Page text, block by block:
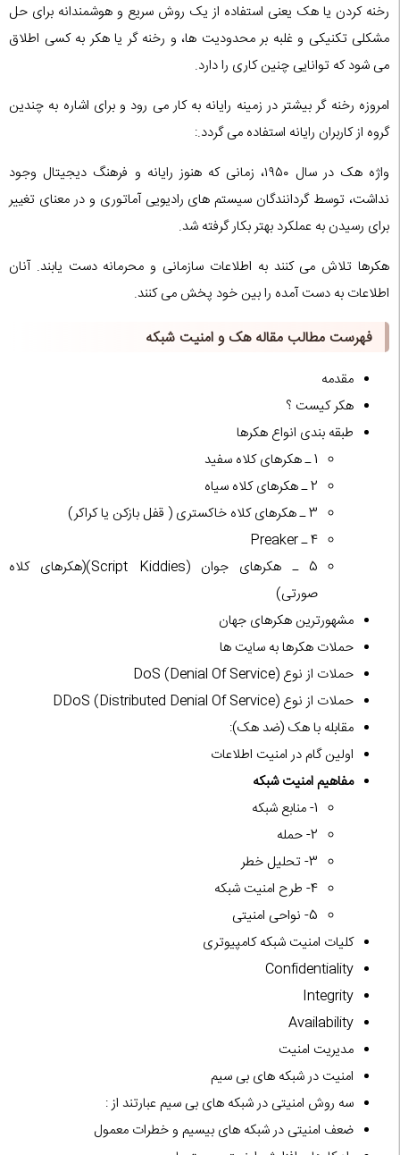
رخنه کردن یا هک یعنی استفاده از یک روش سریع و هوشمندانه برای حل
مشکلی تکنیکی و غلبه بر محدودیت ها، و رخنه گر یا هکر به کسی اطلاق
می شود که توانایی چنین کاری را دارد.
امروزه رخنه گر بیشتر در زمینه رایانه به کار می رود و برای اشاره به چندین
گروه از کاربران رایانه استفاده می گردد.:
واژه هک در سال ۱۹۵۰، زمانی که هنوز رایانه و فرهنگ دیجیتال وجود
نداشت، توسط گردانندگان سیستم های رادیویی آماتوری و در معنای تغییر
برای رسیدن به عملکرد بهتر بکار گرفته شد.
هکرها تلاش می کنند به اطلاعات سازمانی و محرمانه دست یابند. آنان
اطلاعات به دست آمده را بین خود پخش می کنند.
فهرست مطالب مقاله هک و امنیت شبکه
مقدمه
هکر کیست ؟
طبقه بندی انواع هکرها
1 ـ هکرهای کلاه سفید
2 ـ هکرهای کلاه سیاه
3 ـ هکرهای کلاه خاکستری ( قفل بازکن یا کراکر)
4 ـ Preaker
5 ـ هکرهای جوان (Script Kiddies)(هکرهای کلاه
صورتی)
مشهورترین هکرهای جهان
حملات هکرها به سایت ها
حملات از نوع (DoS (Denial Of Service
حملات از نوع (DDoS (Distributed Denial Of Service
مقابله با هک (ضد هک):
اولین گام در امنیت اطلاعات
مفاهیم امنیت شبکه
1- منابع شبکه
2- حمله
3- تحلیل خطر
4- طرح امنیت شبکه
5- نواحی امنیتی
کلیات امنیت شبکه کامپیوتری
Confidentiality
Integrity
Availability
مدیریت امنیت
امنیت در شبکه های بی سیم
سه روش امنیتی در شبکه های بی سیم عبارتند از :
ضعف امنیتی در شبکه های بیسیم و خطرات معمول